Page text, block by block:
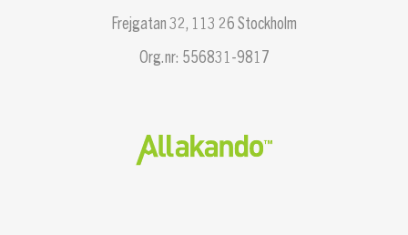
Frejgatan 32, 113 26 Stockholm
Org.nr: 556831-9817